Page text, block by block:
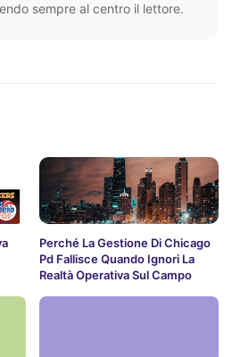
sempre al centro il lettore.
Perché La Gestione Di Chicago
Pd Fallisce Quando Ignori La
Realtà Operativa Sul Campo